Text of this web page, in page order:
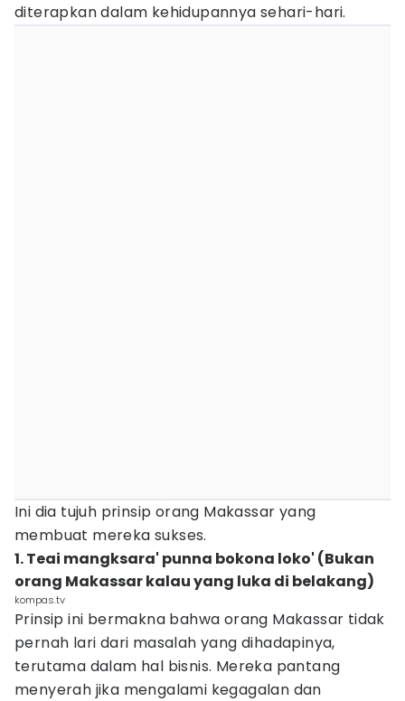
diterapkan dalam kehidupannya sehari-hari.
Ini dia tujuh prinsip orang Makassar yang
membuat mereka sukses.
1. Teai mangksara' punna bokona loko' (Bukan
orang Makassar kalau yang luka di belakang)
kompas.tv
Prinsip ini bermakna bahwa orang Makassar tidak
pernah lari dari masalah yang dihadapinya,
terutama dalam hal bisnis. Mereka pantang
menyerah jika mengalami kegagalan dan